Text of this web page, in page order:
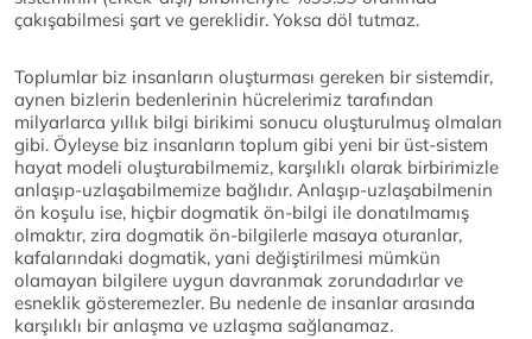
çakışabilmesi şart ve gereklidir. Yoksa döl tutmaz.
Toplumlar biz insanların oluşturması gereken bir sistemdir,
aynen bizlerin bedenlerinin hücrelerimiz tarafından
milyarlarca yıllık bilgi birikimi sonucu oluşturulmuş olmaları
gibi. Öyleyse biz insanların toplum gibi yeni bir üst-sistem
hayat modeli oluşturabilmemiz, karşılıklı olarak birbirimizle
anlaşıp-uzlaşabilmemize bağlıdır. Anlaşıp-uzlaşabilmenin
ön koşulu ise, hiçbir dogmatik ön-bilgi ile donatılmamış
olmaktır, zira dogmatik ön-bilgilerle masaya oturanlar,
kafalarındaki dogmatik, yani değiştirilmesi mümkün
olamayan bilgilere uygun davranmak zorundadırlar ve
esneklik gösteremezler. Bu nedenle de insanlar arasında
karşılıklı bir anlaşma ve uzlaşma sağlanamaz.